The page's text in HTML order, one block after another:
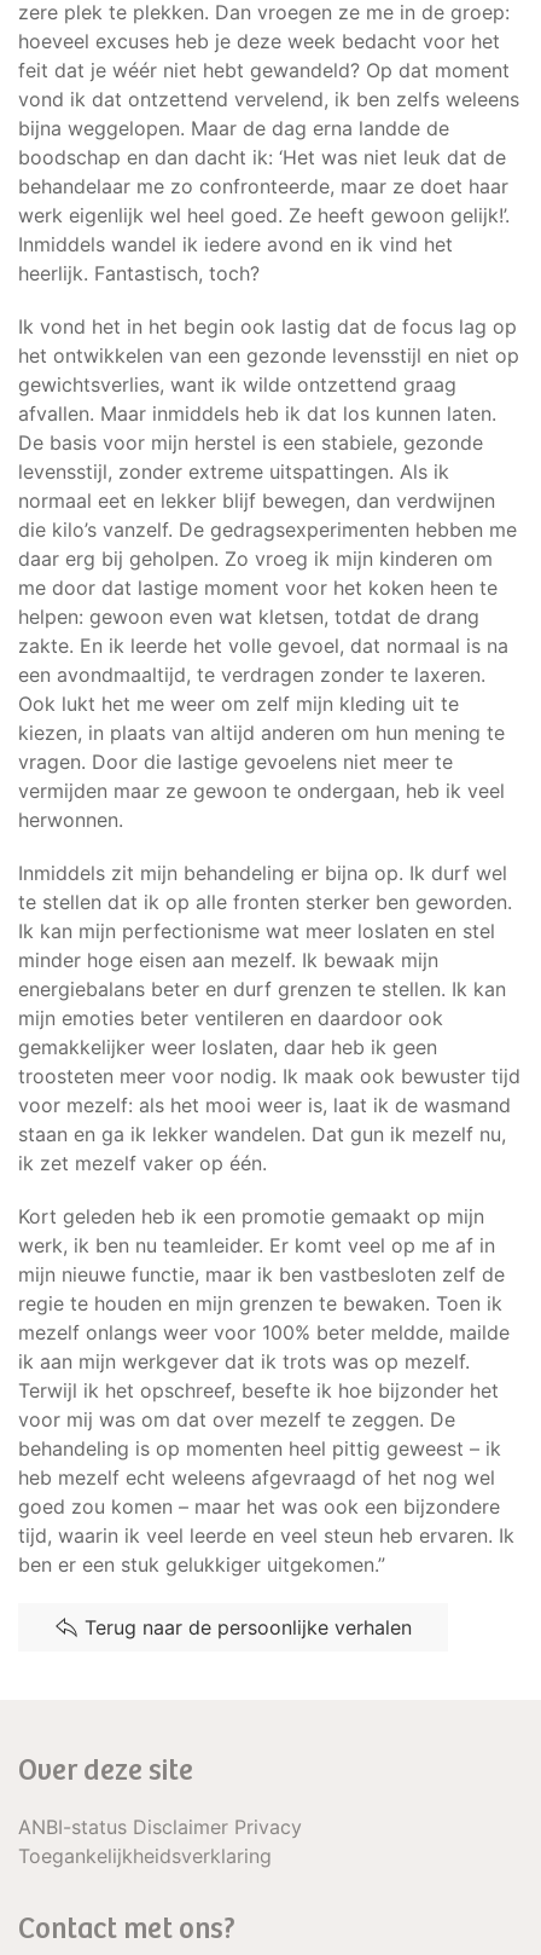
zere plek te plekken. Dan vroegen ze me in de groep:
hoeveel excuses heb je deze week bedacht voor het
feit dat je wéér niet hebt gewandeld? Op dat moment
vond ik dat ontzettend vervelend, ik ben zelfs weleens
bijna weggelopen. Maar de dag erna landde de
boodschap en dan dacht ik: ‘Het was niet leuk dat de
behandelaar me zo confronteerde, maar ze doet haar
werk eigenlijk wel heel goed. Ze heeft gewoon gelijk!’.
Inmiddels wandel ik iedere avond en ik vind het
heerlijk. Fantastisch, toch?
Ik vond het in het begin ook lastig dat de focus lag op
het ontwikkelen van een gezonde levensstijl en niet op
gewichtsverlies, want ik wilde ontzettend graag
afvallen. Maar inmiddels heb ik dat los kunnen laten.
De basis voor mijn herstel is een stabiele, gezonde
levensstijl, zonder extreme uitspattingen. Als ik
normaal eet en lekker blijf bewegen, dan verdwijnen
die kilo’s vanzelf. De gedragsexperimenten hebben me
daar erg bij geholpen. Zo vroeg ik mijn kinderen om
me door dat lastige moment voor het koken heen te
helpen: gewoon even wat kletsen, totdat de drang
zakte. En ik leerde het volle gevoel, dat normaal is na
een avondmaaltijd, te verdragen zonder te laxeren.
Ook lukt het me weer om zelf mijn kleding uit te
kiezen, in plaats van altijd anderen om hun mening te
vragen. Door die lastige gevoelens niet meer te
vermijden maar ze gewoon te ondergaan, heb ik veel
herwonnen.
Inmiddels zit mijn behandeling er bijna op. Ik durf wel
te stellen dat ik op alle fronten sterker ben geworden.
Ik kan mijn perfectionisme wat meer loslaten en stel
minder hoge eisen aan mezelf. Ik bewaak mijn
energiebalans beter en durf grenzen te stellen. Ik kan
mijn emoties beter ventileren en daardoor ook
gemakkelijker weer loslaten, daar heb ik geen
troosteten meer voor nodig. Ik maak ook bewuster tijd
voor mezelf: als het mooi weer is, laat ik de wasmand
staan en ga ik lekker wandelen. Dat gun ik mezelf nu,
ik zet mezelf vaker op één.
Kort geleden heb ik een promotie gemaakt op mijn
werk, ik ben nu teamleider. Er komt veel op me af in
mijn nieuwe functie, maar ik ben vastbesloten zelf de
regie te houden en mijn grenzen te bewaken. Toen ik
mezelf onlangs weer voor 100% beter meldde, mailde
ik aan mijn werkgever dat ik trots was op mezelf.
Terwijl ik het opschreef, besefte ik hoe bijzonder het
voor mij was om dat over mezelf te zeggen. De
behandeling is op momenten heel pittig geweest – ik
heb mezelf echt weleens afgevraagd of het nog wel
goed zou komen – maar het was ook een bijzondere
tijd, waarin ik veel leerde en veel steun heb ervaren. Ik
ben er een stuk gelukkiger uitgekomen.”
Terug naar de persoonlijke verhalen
Over deze site
ANBI-status Disclaimer Privacy
Toegankelijkheidsverklaring
Contact met ons?